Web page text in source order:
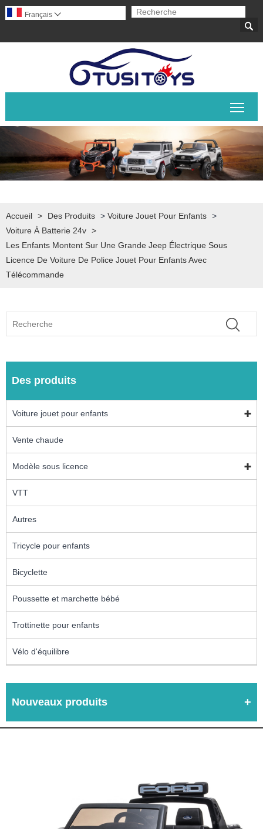

Français 
Accueil > Des Produits > Voiture Jouet Pour Enfants >
Voiture À Batterie 24v >
Les Enfants Montent Sur Une Grande Jeep Électrique Sous
Licence De Voiture De Police Jouet Pour Enfants Avec
Télécommande
Des produits
Voiture jouet pour enfants
Vente chaude
Modèle sous licence
VTT
Autres
Tricycle pour enfants
Bicyclette
Poussette et marchette bébé
Trottinette pour enfants
Vélo d'équilibre
Nouveaux produits